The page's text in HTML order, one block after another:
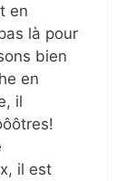
en
là pour
bien
en
il
il est